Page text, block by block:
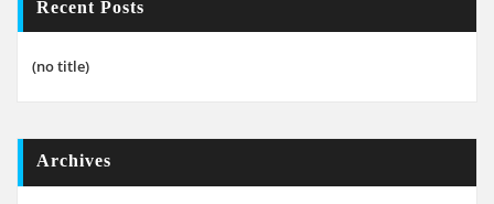
Recent Posts
(no title)
Archives